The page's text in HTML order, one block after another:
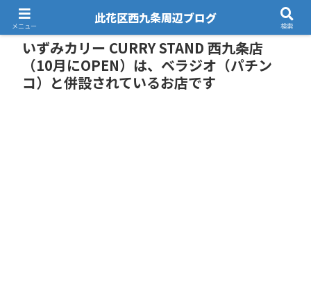
いずみカリー CURRY STAND 西九条店
（10月にOPEN）は、ベラジオ（パチン
コ）と併設されているお店です
メニュー
此花区西九条周辺ブログ
検索